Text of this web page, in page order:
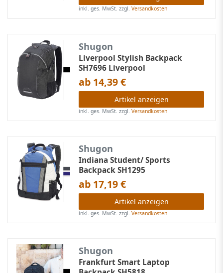
inkl. ges. MwSt. zzgl.Versandkosten
Shugon
Liverpool Stylish Backpack
SH7696 Liverpool
ab 14,39 €
Artikel anzeigen
inkl. ges. MwSt. zzgl.Versandkosten
Shugon
Indiana Student/ Sports
Backpack SH1295
ab 17,19 €
Artikel anzeigen
inkl. ges. MwSt. zzgl.Versandkosten
Shugon
Frankfurt Smart Laptop